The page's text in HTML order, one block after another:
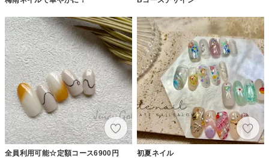
全員利用可能☆定額コース6900円 初夏ネイル